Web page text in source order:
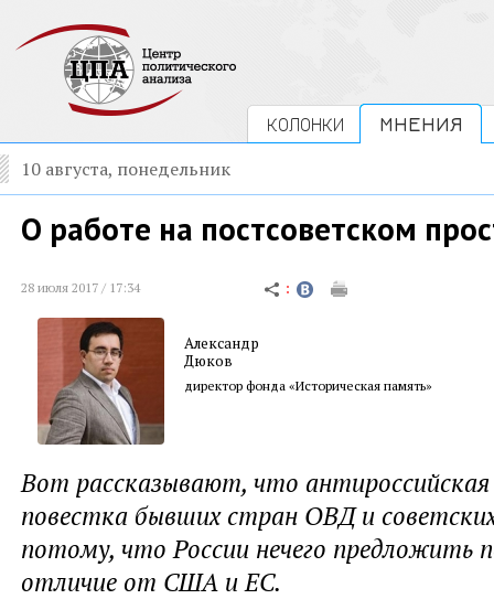
КОЛОНКИ МНЕНИЯ
10 августа, понедельник
О работе на постсоветском
28 июля 2017 / 17:34
Александр
Дюков
директор фонда «Историческая память»
Вот рассказывают, что
повестка бывших стран ОВД и
потому, что России нечего предложить
отличие от США и ЕС.